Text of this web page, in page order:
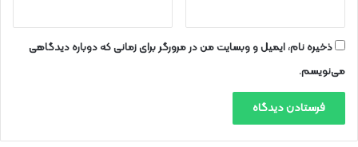
ذخیره نام، ایمیل و وبسایت من در مرورگر برای زمانی که دوباره دیدگاهی
می‌نویسم.